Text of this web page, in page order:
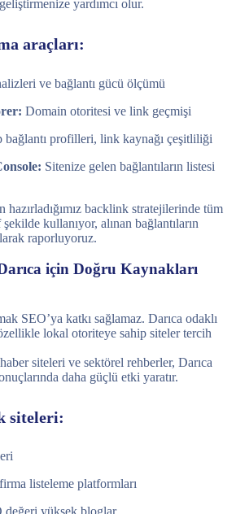
yardımcı olur.
araçları:
ve bağlantı gücü ölçümü
Domain otoritesi ve link geçmişi
bağlantı profilleri, link kaynağı çeşitliliği
Sitenize gelen bağlantıların listesi
backlink stratejilerinde tüm
kullanıyor, alınan bağlantıların
raporluyoruz.
için Doğru Kaynakları
SEO’ya katkı sağlamaz. Darıca odaklı
lokal otoriteye sahip siteler tercih
siteleri ve sektörel rehberler, Darıca
daha güçlü etki yaratır.
siteleri:
listeleme platformları